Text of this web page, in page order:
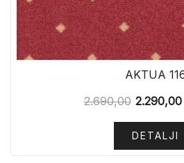
AKTUA
2.690,00 2.290,00
DETALJI